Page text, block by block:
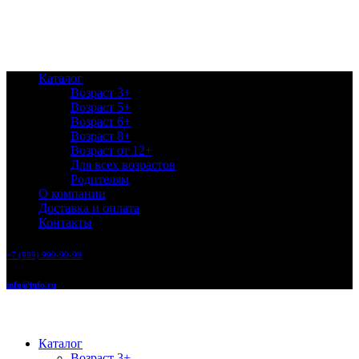
Каталог
Возраст 3+
Возраст 5+
Возраст 6+
Возраст 8+
Возраст от 12+
Для всех возрастов
Родителям
О компании
Доставка и оплата
Контакты
+7 (999) 999-99-99
info@info.ru
Каталог